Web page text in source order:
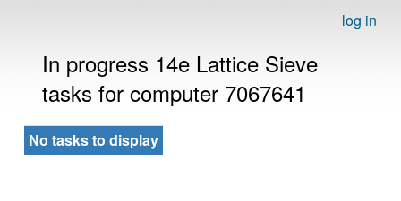
log in
In progress 14e Lattice Sieve
tasks for computer 7067641
No tasks to display